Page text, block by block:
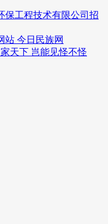
保工程技术有限公司招
站 今日民族网
天下 岂能见怪不怪